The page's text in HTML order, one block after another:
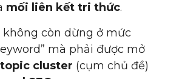
mối liên kết tri thức.
không còn dừng ở mức
mà phải được mở
topic cluster (cụm chủ đề)